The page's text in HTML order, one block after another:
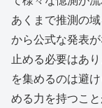
あくまで推測の
から公式な発表
止める必要はあ
を集めるのは避
める力を持つこ